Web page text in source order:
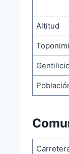
Altitud
Gentilicio